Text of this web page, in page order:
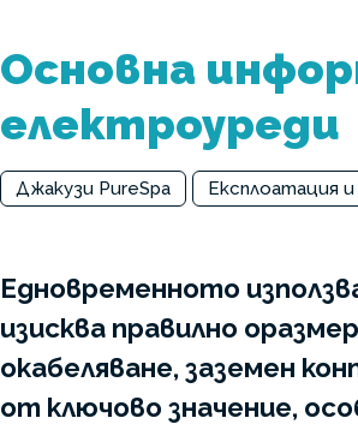
Основна
електроуреди
Джакузи PureSpa Експлоатация и
Едновременното
изисква правилно
окабеляване, заземен
от ключово значение,